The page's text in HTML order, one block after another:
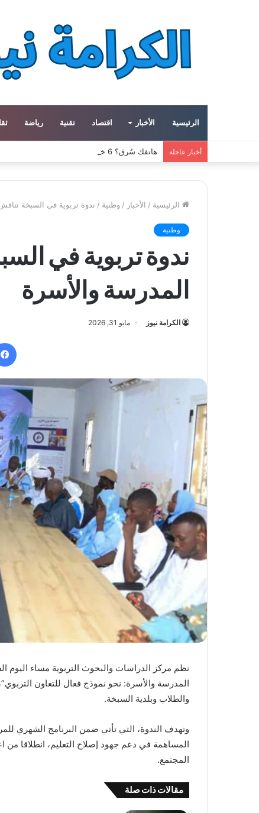
الرئيسية الأخبار اقتصاد تقنية رياضة
أخبار عاجلة هاتفك سُرق؟ 6 خطوات عاجلة لحماية حساباتك وبياناتك
الرئيسية / الأخبار / وطنية / ندوة تربوية في السبخة
وطنية
ندوة تربوية في
المدرسة والأسرة
الكرامة نيوز مايو 31, 2026
نظم مركز الدراسات والبحوث التربوية مساء اليوم
المدرسة والأسرة: نحو نموذج فعال للتعاون التربوي”،
والطلاب وبلدية السبخة.
وتهدف الندوة، التي تأتي ضمن البرنامج الشهري
المساهمة في دعم جهود إصلاح التعليم، انطلاقا من
المجتمع.
مقالات ذات صلة